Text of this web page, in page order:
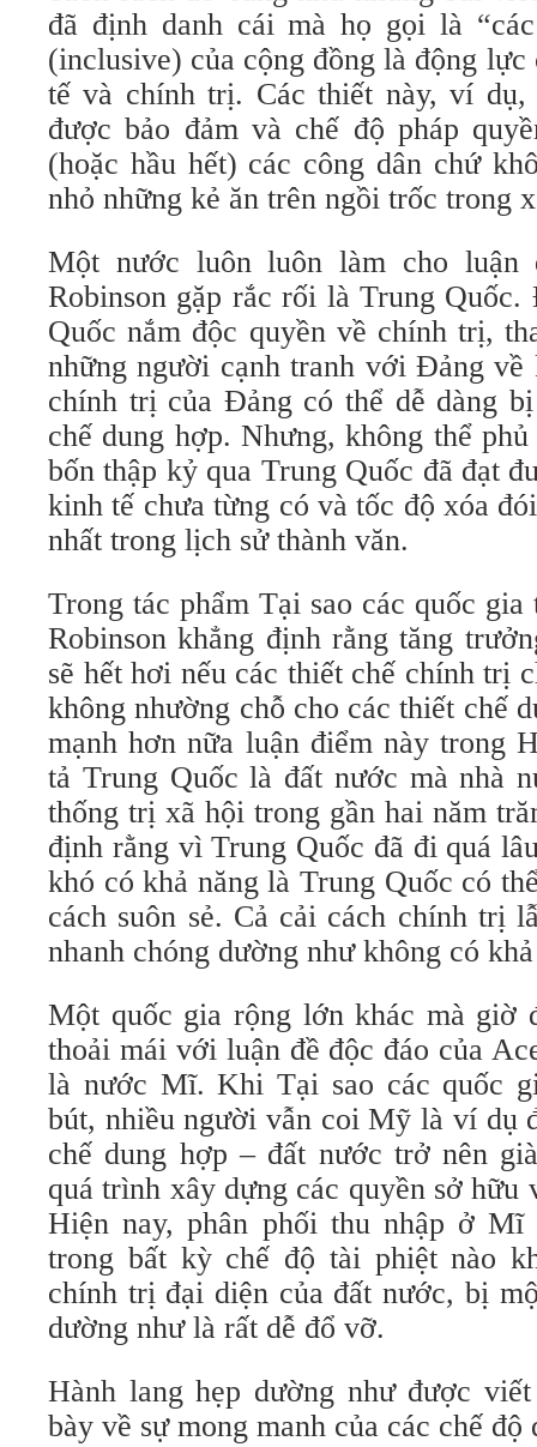
đã định danh cái mà họ gọi là
(inclusive) của cộng đồng là động
tế và chính trị. Các thiết này, ví dụ,
được bảo đảm và chế độ pháp
(hoặc hầu hết) các công dân chứ
nhỏ những kẻ ăn trên ngồi trốc trong
Một nước luôn luôn làm cho luận
Robinson gặp rắc rối là Trung Quốc.
Quốc nắm độc quyền về chính trị,
những người cạnh tranh với Đảng
chính trị của Đảng có thể dễ dàng
chế dung hợp. Nhưng, không thể
bốn thập kỷ qua Trung Quốc đã đạt
kinh tế chưa từng có và tốc độ xóa
nhất trong lịch sử thành văn.
Trong tác phẩm Tại sao các quốc
Robinson khẳng định rằng tăng
sẽ hết hơi nếu các thiết chế chính trị
không nhường chỗ cho các thiết chế
mạnh hơn nữa luận điểm này trong
tả Trung Quốc là đất nước mà nhà
thống trị xã hội trong gần hai năm
định rằng vì Trung Quốc đã đi quá
khó có khả năng là Trung Quốc có
cách suôn sẻ. Cả cải cách chính trị
nhanh chóng dường như không có
Một quốc gia rộng lớn khác mà giờ
thoải mái với luận đề độc đáo của
là nước Mĩ. Khi Tại sao các quốc
bút, nhiều người vẫn coi Mỹ là ví dụ
chế dung hợp – đất nước trở nên
quá trình xây dựng các quyền sở hữu
Hiện nay, phân phối thu nhập ở Mĩ
trong bất kỳ chế độ tài phiệt nào
chính trị đại diện của đất nước, bị
dường như là rất dễ đổ vỡ.
Hành lang hẹp dường như được
bày về sự mong manh của các chế